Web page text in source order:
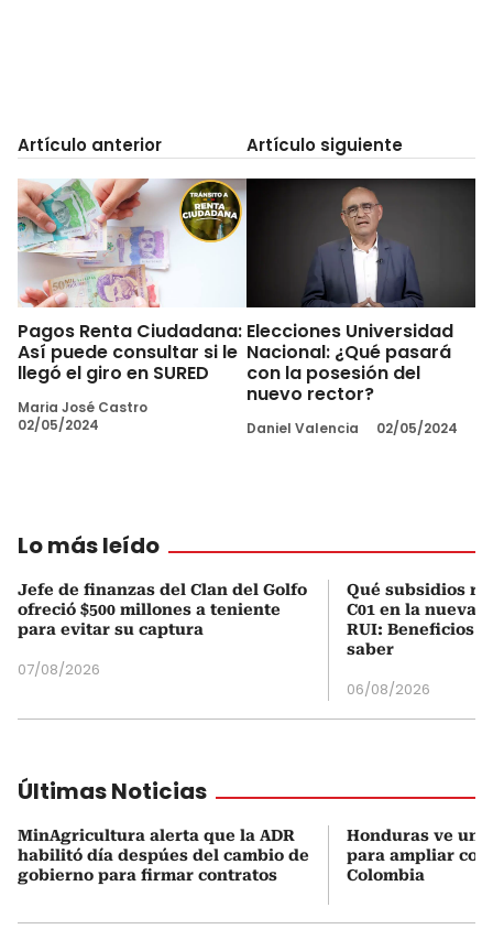
Artículo anterior
Pagos Renta Ciudadana:
Así puede consultar si le
llegó el giro en SURED
Maria José Castro
02/05/2024
Artículo siguiente
Elecciones Universidad
Nacional: ¿Qué pasará
con la posesión del
nuevo rector?
Daniel Valencia 02/05/2024
Lo más leído
Jefe de finanzas del Clan del Golfo
ofreció $500 millones a teniente
para evitar su captura
07/08/2026
Qué subsidios
C01 en la nueva
RUI: Beneficios
saber
06/08/2026
Últimas Noticias
MinAgricultura alerta que la ADR
habilitó día despúes del cambio de
gobierno para firmar contratos
Honduras ve
para ampliar
Colombia